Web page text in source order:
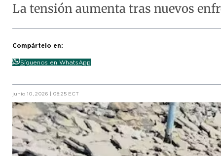
La tensión aumenta tras nuevos
Compártelo en:
Síguenos en WhatsApp
junio 10, 2026 | 08:25 ECT